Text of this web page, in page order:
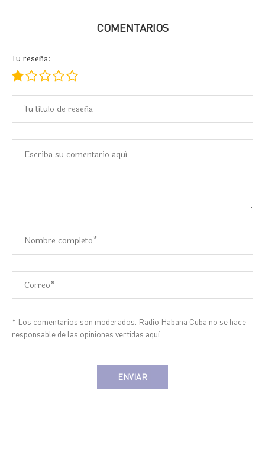
COMENTARIOS
Tu reseña:
* Los comentarios son moderados. Radio Habana Cuba no se hace
responsable de las opiniones vertidas aquí.